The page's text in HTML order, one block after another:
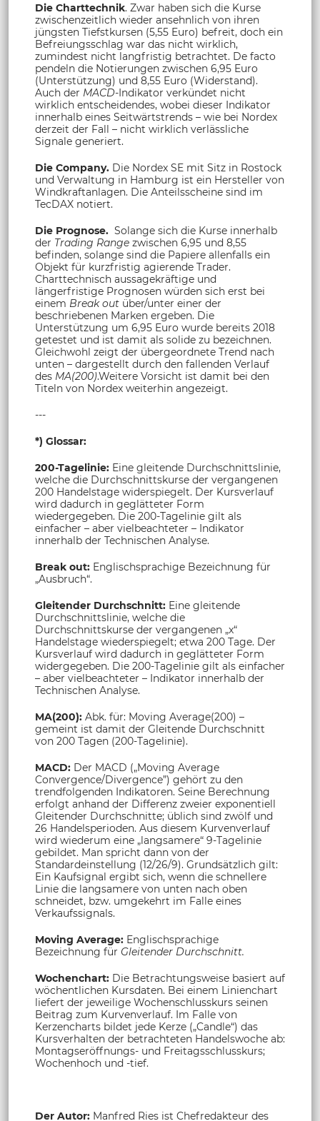
Die Charttechnik. Zwar haben sich die Kurse
zwischenzeitlich wieder ansehnlich von ihren
jüngsten Tiefstkursen (5,55 Euro) befreit, doch ein
Befreiungsschlag war das nicht wirklich,
zumindest nicht langfristig betrachtet. De facto
pendeln die Notierungen zwischen 6,95 Euro
(Unterstützung) und 8,55 Euro (Widerstand).
Auch der MACD-Indikator verkündet nicht
wirklich entscheidendes, wobei dieser Indikator
innerhalb eines Seitwärtstrends – wie bei Nordex
derzeit der Fall – nicht wirklich verlässliche
Signale generiert.
Die Company. Die Nordex SE mit Sitz in Rostock
und Verwaltung in Hamburg ist ein Hersteller von
Windkraftanlagen. Die Anteilsscheine sind im
TecDAX notiert.
Die Prognose. Solange sich die Kurse innerhalb
der Trading Range zwischen 6,95 und 8,55
befinden, solange sind die Papiere allenfalls ein
Objekt für kurzfristig agierende Trader.
Charttechnisch aussagekräftige und
längerfristige Prognosen würden sich erst bei
einem Break out über/unter einer der
beschriebenen Marken ergeben. Die
Unterstützung um 6,95 Euro wurde bereits 2018
getestet und ist damit als solide zu bezeichnen.
Gleichwohl zeigt der übergeordnete Trend nach
unten – dargestellt durch den fallenden Verlauf
des MA(200).Weitere Vorsicht ist damit bei den
Titeln von Nordex weiterhin angezeigt.
---
*) Glossar:
200-Tagelinie: Eine gleitende Durchschnittslinie,
welche die Durchschnittskurse der vergangenen
200 Handelstage widerspiegelt. Der Kursverlauf
wird dadurch in geglätteter Form
wiedergegeben. Die 200-Tagelinie gilt als
einfacher – aber vielbeachteter – Indikator
innerhalb der Technischen Analyse.
Break out: Englischsprachige Bezeichnung für
„Ausbruch“.
Gleitender Durchschnitt: Eine gleitende
Durchschnittslinie, welche die
Durchschnittskurse der vergangenen „x“
Handelstage wiederspiegelt; etwa 200 Tage. Der
Kursverlauf wird dadurch in geglätteter Form
widergegeben. Die 200-Tagelinie gilt als einfacher
– aber vielbeachteter – Indikator innerhalb der
Technischen Analyse.
MA(200): Abk. für: Moving Average(200) –
gemeint ist damit der Gleitende Durchschnitt
von 200 Tagen (200-Tagelinie).
MACD: Der MACD („Moving Average
Convergence/Divergence”) gehört zu den
trendfolgenden Indikatoren. Seine Berechnung
erfolgt anhand der Differenz zweier exponentiell
Gleitender Durchschnitte; üblich sind zwölf und
26 Handelsperioden. Aus diesem Kurvenverlauf
wird wiederum eine „langsamere“ 9-Tagelinie
gebildet. Man spricht dann von der
Standardeinstellung (12/26/9). Grundsätzlich gilt:
Ein Kaufsignal ergibt sich, wenn die schnellere
Linie die langsamere von unten nach oben
schneidet, bzw. umgekehrt im Falle eines
Verkaufssignals.
Moving Average: Englischsprachige
Bezeichnung für Gleitender Durchschnitt.
Wochenchart: Die Betrachtungsweise basiert auf
wöchentlichen Kursdaten. Bei einem Linienchart
liefert der jeweilige Wochenschlusskurs seinen
Beitrag zum Kurvenverlauf. Im Falle von
Kerzencharts bildet jede Kerze („Candle“) das
Kursverhalten der betrachteten Handelswoche ab:
Montagseröffnungs- und Freitagsschlusskurs;
Wochenhoch und -tief.
Der Autor: Manfred Ries ist Chefredakteur des